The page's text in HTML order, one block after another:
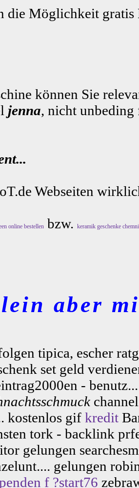
Möglichkeit gratis
können Sie
jenna, nicht unbeding
Webseiten
online bestellen bzw. keramik geschenke
aber
tipica, escher
set geld
-
kostenlos gif kredit
tork - backlink
gelungen
gelungen
f ?start76